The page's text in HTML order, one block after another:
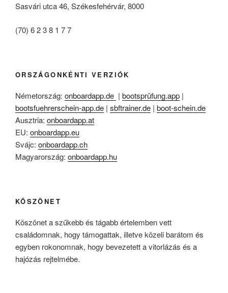
Sasvári utca 46, Székesfehérvár, 8000
(70) 6 2 3 8 1 7 7
ORSZÁGONKÉNTI VERZIÓK
Németország: onboardapp.de | bootsprüfung.app |
bootsfuehrerschein-app.de | sbftrainer.de | boot-schein.de
Ausztria: onboardapp.at
EU: onboardapp.eu
Svájc: onboardapp.ch
Magyarország: onboardapp.hu
KÖSZÖNET
Köszönet a szűkebb és tágabb értelemben vett
családomnak, hogy támogattak, illetve közeli barátom és
egyben rokonomnak, hogy bevezetett a vitorlázás és a
hajózás rejtelmébe.